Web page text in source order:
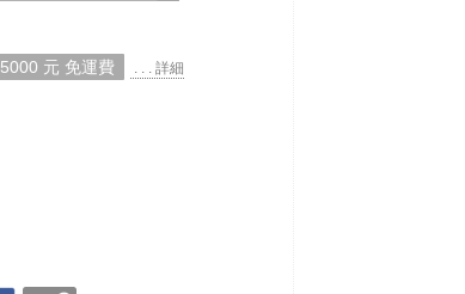
元 免運費
. . . 詳細